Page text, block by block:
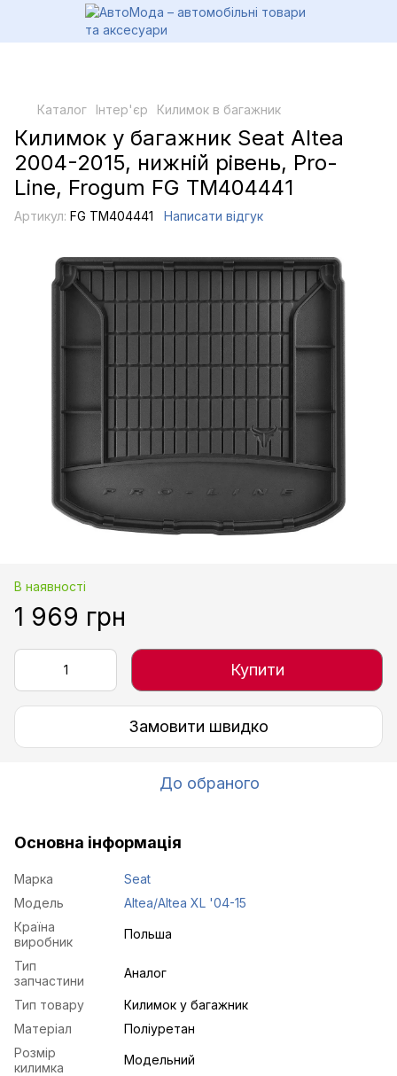
Каталог Інтер'єр Килимок в багажник
Килимок у багажник Seat Altea
2004-2015, нижній рівень, Pro-
Line, Frogum FG TM404441
Артикул: FG TM404441 Написати відгук
В наявності
1 969 грн
Купити
Замовити швидко
До обраного
Основна інформація
Марка
Seat
Модель
Altea/Altea XL '04-15
Країна
виробник
Польша
Тип
запчастини
Аналог
Тип товару
Килимок у багажник
Матеріал
Поліуретан
Розмір
килимка
Модельний